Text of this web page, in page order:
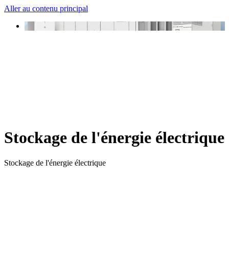
Aller au contenu principal
Stockage de l'énergie électrique
Stockage de l'énergie électrique